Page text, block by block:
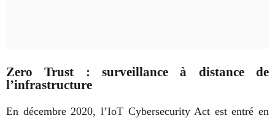
Zero Trust : surveillance à distance de
l’infrastructure
En décembre 2020, l’IoT Cybersecurity Act est entré en